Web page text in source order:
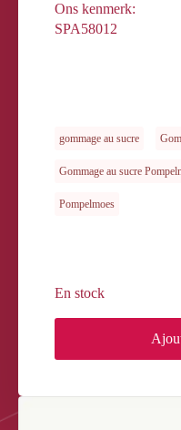
Ons kenmerk:
SPA58012
gommage au sucre
Gommage au sucre
Pompelmoes
En stock